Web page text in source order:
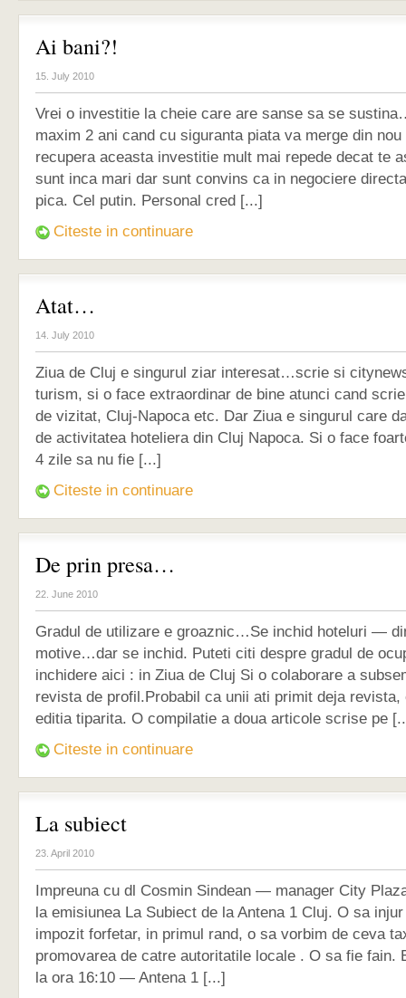
Ai bani?!
15. July 2010
Vrei o investitie la cheie care are sanse sa se
maxim 2 ani cand cu siguranta piata va merge din
recupera aceasta investitie mult mai repede decat te
sunt inca mari dar sunt convins ca in negociere
pica. Cel putin. Personal cred [...]
Citeste in continuare
Atat…
14. July 2010
Ziua de Cluj e singurul ziar interesat…scrie si
turism, si o face extraordinar de bine atunci cand
de vizitat, Cluj-Napoca etc. Dar Ziua e singurul care
de activitatea hoteliera din Cluj Napoca. Si o face
4 zile sa nu fie [...]
Citeste in continuare
De prin presa…
22. June 2010
Gradul de utilizare e groaznic…Se inchid hoteluri —
motive…dar se inchid. Puteti citi despre gradul de
inchidere aici : in Ziua de Cluj Si o colaborare a
revista de profil.Probabil ca unii ati primit deja revista,
editia tiparita. O compilatie a doua articole scrise pe
Citeste in continuare
La subiect
23. April 2010
Impreuna cu dl Cosmin Sindean — manager City
la emisiunea La Subiect de la Antena 1 Cluj. O sa
impozit forfetar, in primul rand, o sa vorbim de ceva
promovarea de catre autoritatile locale . O sa fie fain.
la ora 16:10 — Antena 1 [...]